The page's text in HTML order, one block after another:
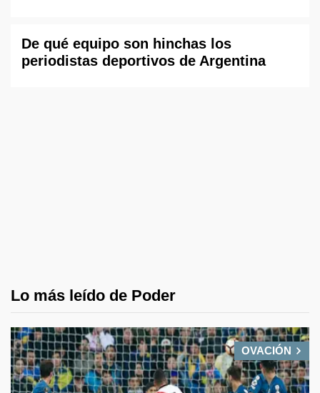
De qué equipo son hinchas los
periodistas deportivos de Argentina
Lo más leído de Poder
OVACIÓN